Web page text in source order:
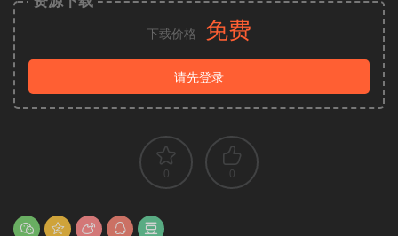
下载价格 免费
请先登录
0 0